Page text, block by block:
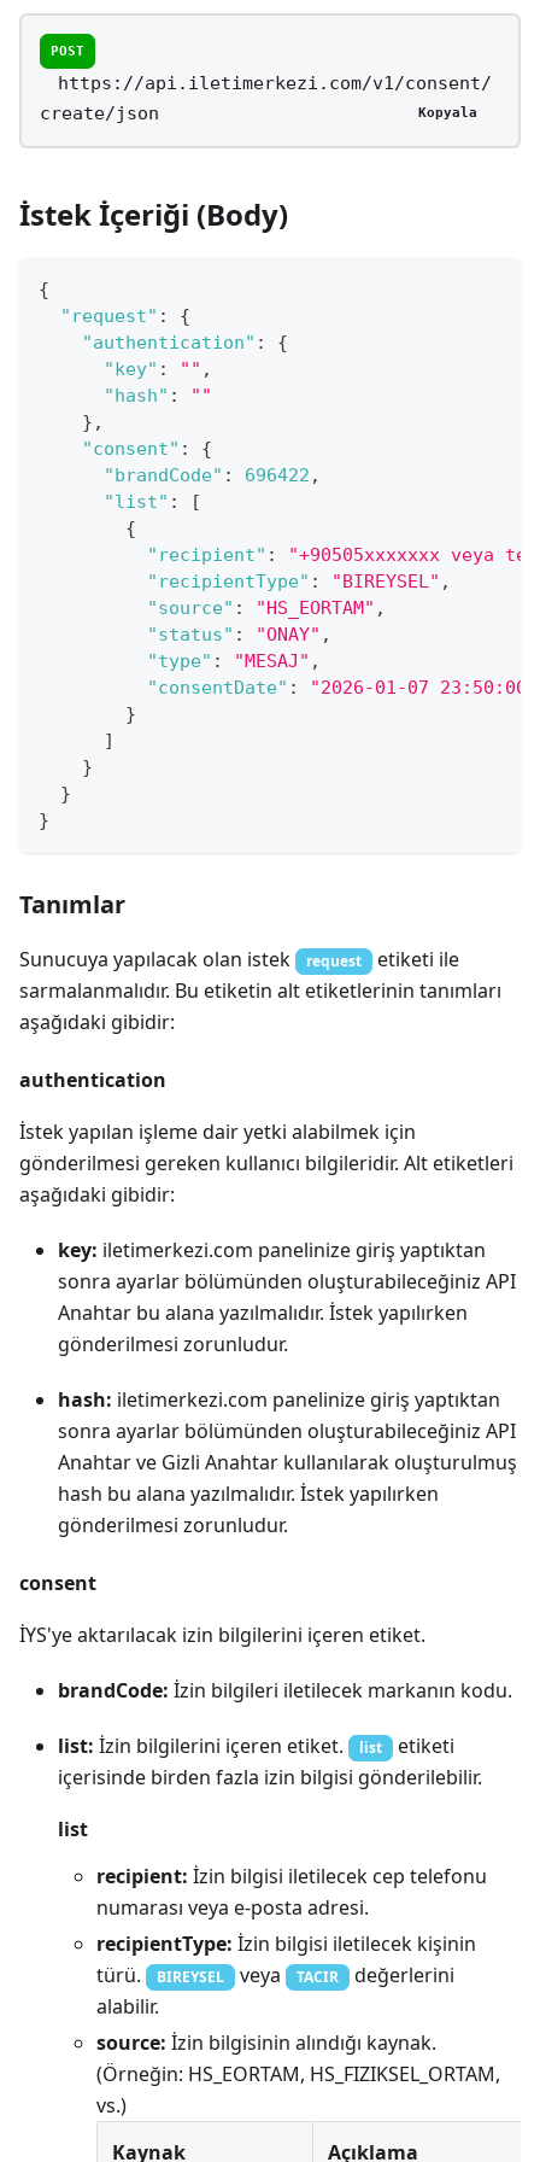
POST
https://api.iletimerkezi.com/v1/consent/
create/json
Kopyala
İstek İçeriği (Body)
{
"request" :
{
"authentication" :
{
"key" : "" ,
"hash" :
""
} ,
"consent" :
{
"brandCode" : 696422 ,
"list" :
[
{
"recipient" : "+90505xxxxxxx veya
"recipientType" : "BIREYSEL" ,
"source" : "HS_EORTAM" ,
"status" : "ONAY" ,
"type" : "MESAJ" ,
"consentDate" :
"2026-01-07 23:50:00"
}
]
}
}
}
Tanımlar
Sunucuya yapılacak olan istek request
etiketi ile
sarmalanmalıdır. Bu etiketin alt etiketlerinin tanımları
aşağıdaki gibidir:
authentication
İstek yapılan işleme dair yetki alabilmek için
gönderilmesi gereken kullanıcı bilgileridir. Alt etiketleri
aşağıdaki gibidir:
key: iletimerkezi.com panelinize giriş yaptıktan
sonra ayarlar bölümünden oluşturabileceğiniz API
Anahtar bu alana yazılmalıdır. İstek yapılırken
gönderilmesi zorunludur.
hash: iletimerkezi.com panelinize giriş yaptıktan
sonra ayarlar bölümünden oluşturabileceğiniz API
Anahtar ve Gizli Anahtar kullanılarak oluşturulmuş
hash bu alana yazılmalıdır. İstek yapılırken
gönderilmesi zorunludur.
consent
İYS'ye aktarılacak izin bilgilerini içeren etiket.
brandCode: İzin bilgileri iletilecek markanın kodu.
list: İzin bilgilerini içeren etiket. list
etiketi
içerisinde birden fazla izin bilgisi gönderilebilir.
list
recipient: İzin bilgisi iletilecek cep telefonu
numarası veya e-posta adresi.
recipientType: İzin bilgisi iletilecek kişinin
türü.
BIREYSEL veya TACIR
değerlerini
alabilir.
source: İzin bilgisinin alındığı kaynak.
(Örneğin: HS_EORTAM, HS_FIZIKSEL_ORTAM,
vs.)
Kaynak
Açıklama